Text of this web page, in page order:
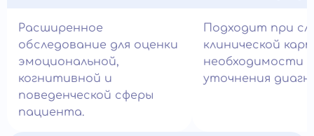
Расширенное
обследование для оценки
эмоциональной,
когнитивной и
поведенческой сферы
пациента.
Подходит при
клинической
необходимости
уточнения